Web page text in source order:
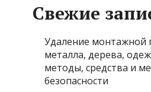
Свежие
Удаление монтажной
металла, дерева,
методы, средства и
безопасности